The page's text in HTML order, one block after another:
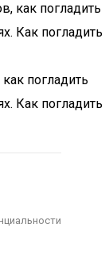
погладить
Как погладить